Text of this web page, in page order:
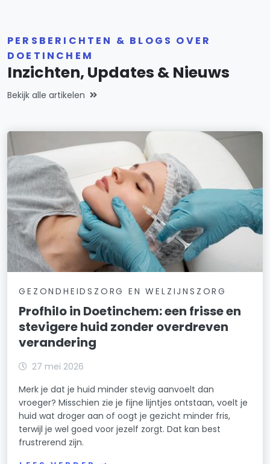
PERSBERICHTEN & BLOGS OVER
DOETINCHEM
Inzichten, Updates & Nieuws
Bekijk alle artikelen
GEZONDHEIDSZORG EN WELZIJNSZORG
Profhilo in Doetinchem: een frisse en
stevigere huid zonder overdreven
verandering
27 mei 2026
Merk je dat je huid minder stevig aanvoelt dan
vroeger? Misschien zie je fijne lijntjes ontstaan, voelt je
huid wat droger aan of oogt je gezicht minder fris,
terwijl je wel goed voor jezelf zorgt. Dat kan best
frustrerend zijn.